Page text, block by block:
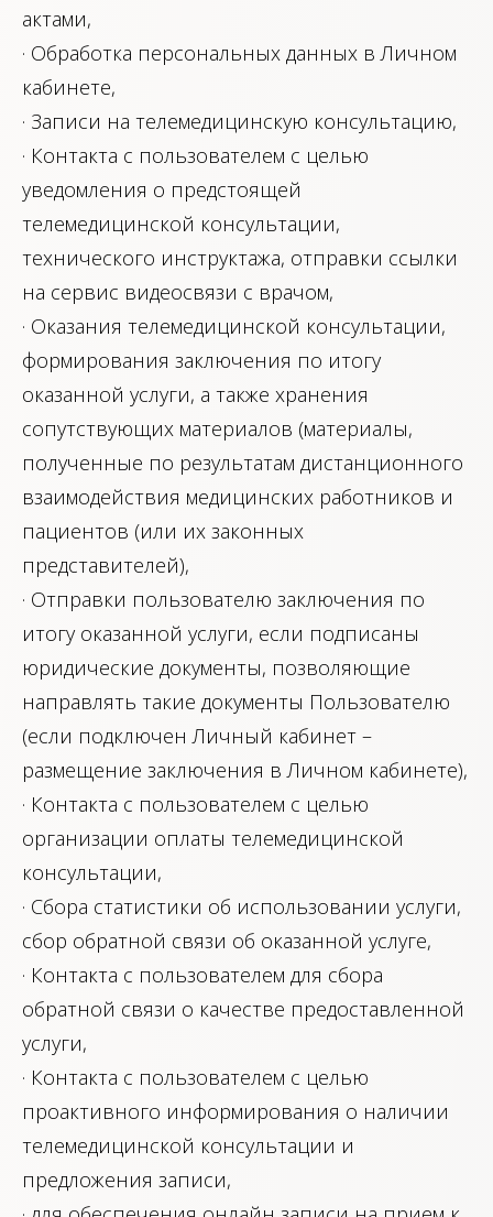
актами,
· Обработка персональных данных в Личном
кабинете,
· Записи на телемедицинскую консультацию,
· Контакта с пользователем с целью
уведомления о предстоящей
телемедицинской консультации,
технического инструктажа, отправки ссылки
на сервис видеосвязи с врачом,
· Оказания телемедицинской консультации,
формирования заключения по итогу
оказанной услуги, а также хранения
сопутствующих материалов (материалы,
полученные по результатам дистанционного
взаимодействия медицинских работников и
пациентов (или их законных
представителей),
· Отправки пользователю заключения по
итогу оказанной услуги, если подписаны
юридические документы, позволяющие
направлять такие документы Пользователю
(если подключен Личный кабинет –
размещение заключения в Личном кабинете),
· Контакта с пользователем с целью
организации оплаты телемедицинской
консультации,
· Сбора статистики об использовании услуги,
сбор обратной связи об оказанной услуге,
· Контакта с пользователем для сбора
обратной связи о качестве предоставленной
услуги,
· Контакта с пользователем с целью
проактивного информирования о наличии
телемедицинской консультации и
предложения записи,